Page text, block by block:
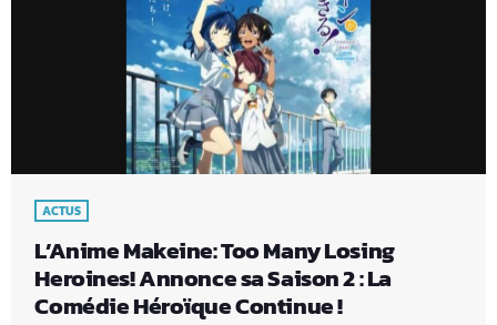
ACTUS
L’Anime Makeine: Too Many Losing
Heroines! Annonce sa Saison 2 : La
Comédie Héroïque Continue !